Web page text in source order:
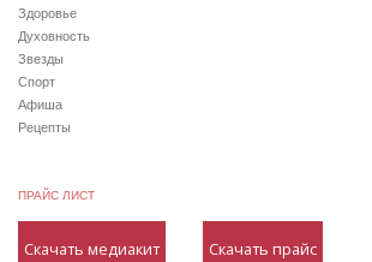
Здоровье
Духовность
Звезды
Спорт
Афиша
Рецепты
ПРАЙС ЛИСТ
Скачать медиакит Скачать прайс